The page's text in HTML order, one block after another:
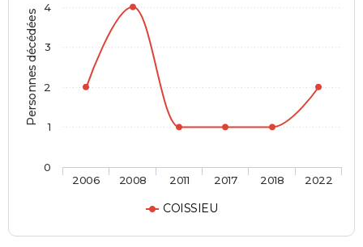
Personnes décédées
COISSIEU
2006 2008 2011 2017 2018 2022
0
1
2
3
4